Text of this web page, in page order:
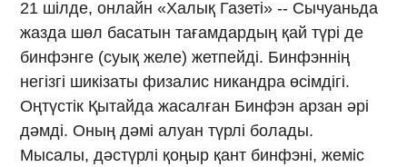
21 шілде, онлайн «Халық Газеті» -- Сычуаньда
жазда шөл басатын тағамдардың қай түрі де
бинфэнге (суық желе) жетпейді. Бинфэннің
негізгі шикізаты физалис никандра өсімдігі.
Оңтүстік Қытайда жасалған Бинфэн арзан әрі
дәмді. Оның дәмі алуан түрлі болады.
Мысалы, дәстүрлі қоңыр қант бинфэні, жеміс